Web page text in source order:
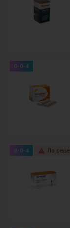
0-0-4
0-0-4 По